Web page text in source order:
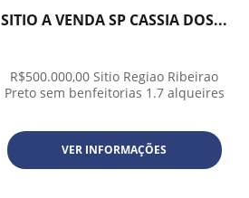
SITIO A VENDA SP CASSIA DOS...
R$500.000,00 Sitio Regiao Ribeirao
Preto sem benfeitorias 1.7 alqueires
VER INFORMAÇÕES